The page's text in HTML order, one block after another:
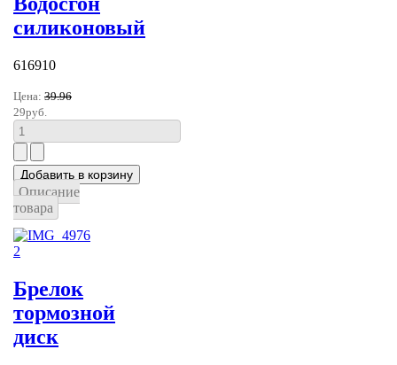
силиконовый
616910
Цена: 39.96
29руб.
Описание
товара
Брелок
тормозной
диск